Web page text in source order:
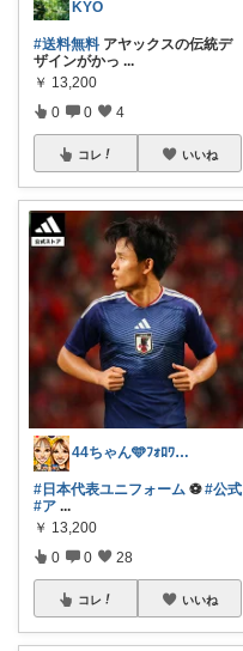
KYO
#送料無料 アヤックスの伝統デ
ザインがかっ ...
￥ 13,200
0 0 4
コレ いいね
44ちゃん🩵ﾌｫﾛﾜｰ様から購入
#日本代表ユニフォーム ⚽️#公式
#ア ...
￥ 13,200
0 0 28
コレ いいね